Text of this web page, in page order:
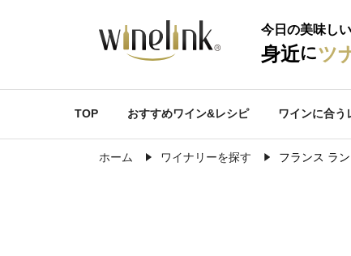
今日の美味し
身近にツ
TOP おすすめワイン&レシピ ワインに合う
ホーム ワイナリーを探す フランス ラ